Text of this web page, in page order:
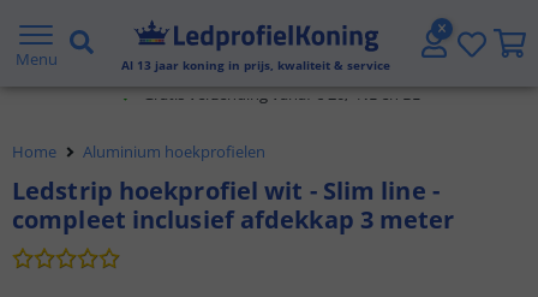
Menu Al 13 jaar koning in prijs, kwaliteit & service
Gratis verzending vanaf € 20,- NL en BE
Voor 23:45 uur besteld, morgen in huis
Home Aluminium hoekprofielen
Ledstrip hoekprofiel wit - Slim line -
compleet inclusief afdekkap 3 meter